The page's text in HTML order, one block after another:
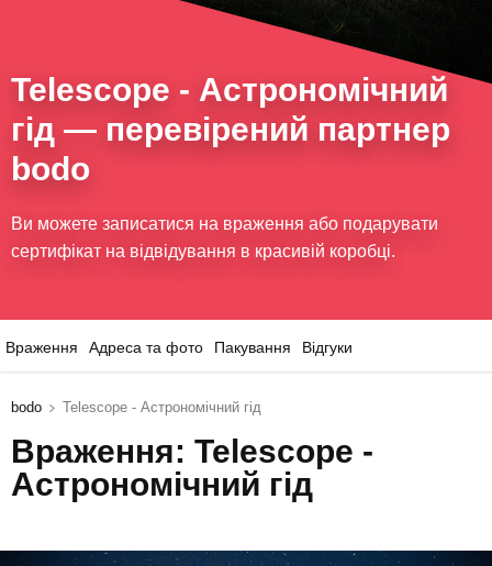
Telescope - Астрономічний
гід — перевірений партнер
bodo
Ви можете записатися на враження або подарувати
сертифікат на відвідування в красивій коробці.
Враження Адреса та фото Пакування Відгуки
bodo Telescope - Астрономічний гід
Враження: Telescope -
Астрономічний гід